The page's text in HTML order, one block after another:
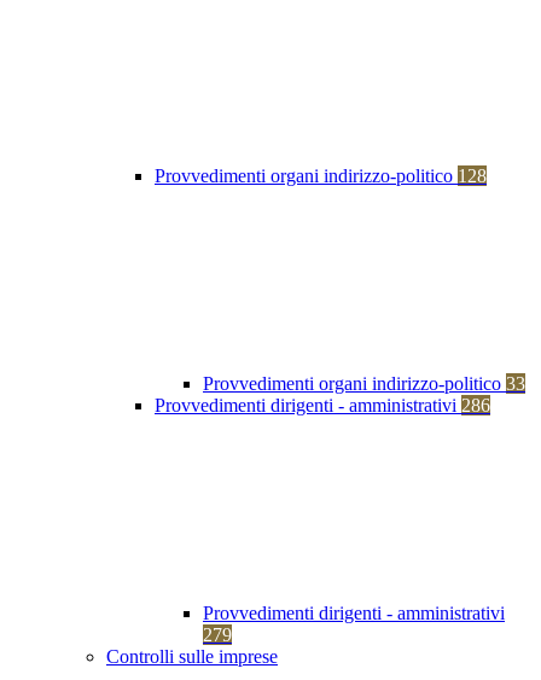
Provvedimenti organi indirizzo-politico 128
Provvedimenti organi indirizzo-politico 33
Provvedimenti dirigenti - amministrativi 286
Provvedimenti dirigenti - amministrativi
279
Controlli sulle imprese